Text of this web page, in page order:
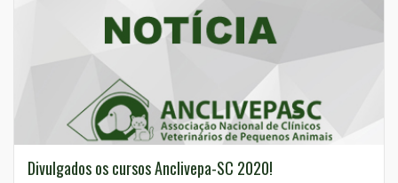
Divulgados os cursos Anclivepa-SC 2020!